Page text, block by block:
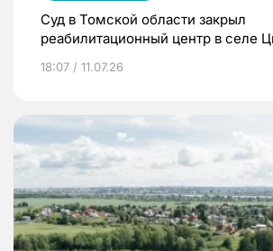
Суд в Томской области закрыл
реабилитационный центр в селе
18:07 / 11.07.26